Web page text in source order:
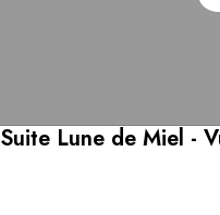
Suite Lune de Miel -